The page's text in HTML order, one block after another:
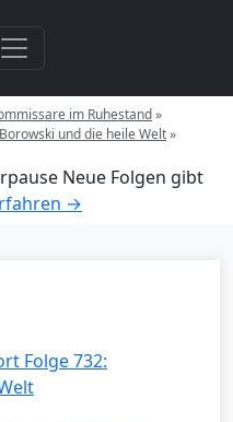
im Ruhestand»
und die heile Welt»
Neue Folgen gibt
→
Folge 732: